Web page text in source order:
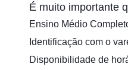
É muito importante
Ensino Médio
Identificação com o
Disponibilidade de